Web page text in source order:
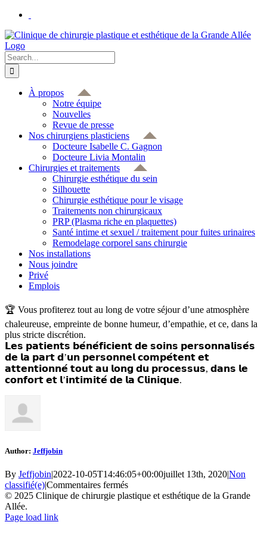
Skip
content
Search
for:
À propos
Notre équipe
Nouvelles
Revue de presse
Nos chirurgiens plasticiens
Docteure Isabelle C. Gagnon
Docteure Livia Montalin
Chirurgies et traitements
Chirurgie esthétique du sein
Silhouette
Chirurgie esthétique pour le visage
Traitements non chirurgicaux
PRP (Plasma riche en plaquettes)
Santé intime et sexuel / traitement pour fuites urinaires
Remodelage corporel sans chirurgie
Nos installations
Nous joindre
Privé
Emplois
🏆 Vous profiterez tout au long de votre séjour d’une atmosphère
chaleureuse, empreinte de bonne humeur, d’empathie, et ce, dans la
plus stricte discrétion.
𝗟𝗲𝘀 𝗽𝗮𝘁𝗶𝗲𝗻𝘁𝘀 𝗯𝗲́𝗻𝗲́𝗳𝗶𝗰𝗶𝗲𝗻𝘁 𝗱𝗲 𝘀𝗼𝗶𝗻𝘀 𝗽𝗲𝗿𝘀𝗼𝗻𝗻𝗮𝗹𝗶𝘀𝗲́𝘀
𝗱𝗲 𝗹𝗮 𝗽𝗮𝗿𝘁 𝗱’𝘂𝗻 𝗽𝗲𝗿𝘀𝗼𝗻𝗻𝗲𝗹 𝗰𝗼𝗺𝗽𝗲́𝘁𝗲𝗻𝘁 𝗲𝘁
𝗮𝘁𝘁𝗲𝗻𝘁𝗶𝗼𝗻𝗻𝗲́ 𝘁𝗼𝘂𝘁 𝗮𝘂 𝗹𝗼𝗻𝗴 𝗱𝘂 𝗽𝗿𝗼𝗰𝗲𝘀𝘀𝘂𝘀, 𝗱𝗮𝗻𝘀 𝗹𝗲
𝗰𝗼𝗻𝗳𝗼𝗿𝘁 𝗲𝘁 𝗹’𝗶𝗻𝘁𝗶𝗺𝗶𝘁𝗲́ 𝗱𝗲 𝗹𝗮 𝗖𝗹𝗶𝗻𝗶𝗾𝘂𝗲.
Author: Jeffjobin
By Jeffjobin|2022-10-05T14:46:05+00:00juillet 13th, 2020|Non
classifié(e)|Commentaires ferméssur
© 2025 Clinique de chirurgie plastique et esthétique de la Grande
Allée.
Facebook
LinkedIn
Instagram
Page load link